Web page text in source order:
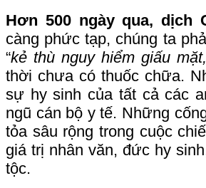
Hơn 500 ngày qua, dịch
càng phức tạp, chúng ta
“kẻ thù nguy hiểm giấu
thời chưa có thuốc chữa.
sự hy sinh của tất cả các
ngũ cán bộ y tế. Những
tỏa sâu rộng trong cuộc
giá trị nhân văn, đức hy
tộc.